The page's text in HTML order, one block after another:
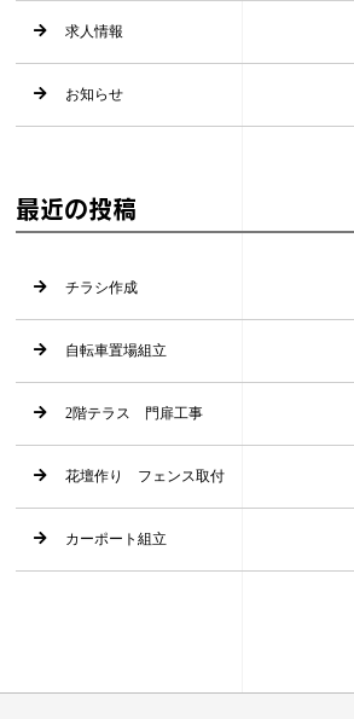
求人情報
お知らせ
最近の投稿
チラシ作成
自転車置場組立
2階テラス 門扉工事
花壇作り フェンス取付
カーポート組立